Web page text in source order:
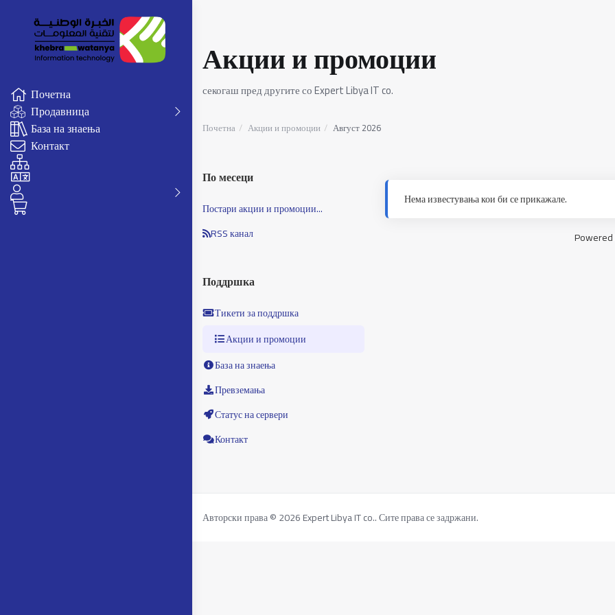
Почетна
Продавница
База на знаења
Контакт
Акции и промоции
секогаш пред другите со Expert Libya IT co.
Почетна Акции и промоции Август 2026
По месеци
Постари акции и промоции...
RSS канал
Поддршка
Тикети за поддршка
Акции и промоции
База на знаења
Превземања
Статус на сервери
Контакт
Нема известувања кои би се прикажале.
Авторски права © 2026 Expert Libya IT co.. Сите права се задржани.